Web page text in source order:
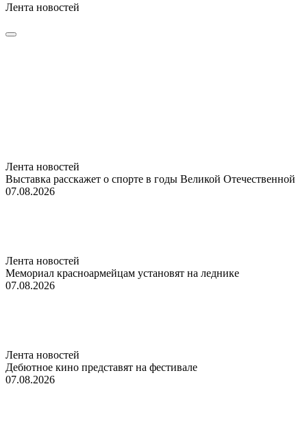
Лента новостей
Лента новостей
Выставка расскажет о спорте в годы Великой Отечественной
07.08.2026
Лента новостей
Мемориал красноармейцам установят на леднике
07.08.2026
Лента новостей
Дебютное кино представят на фестивале
07.08.2026